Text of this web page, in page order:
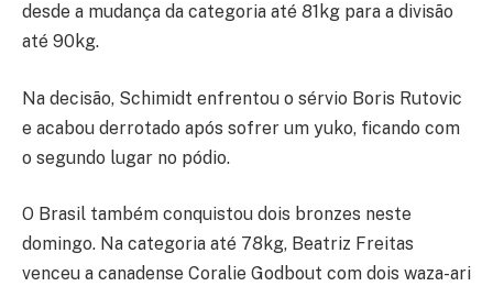
desde a mudança da categoria até 81kg para a divisão
até 90kg.
Na decisão, Schimidt enfrentou o sérvio Boris Rutovic
e acabou derrotado após sofrer um yuko, ficando com
o segundo lugar no pódio.
O Brasil também conquistou dois bronzes neste
domingo. Na categoria até 78kg, Beatriz Freitas
venceu a canadense Coralie Godbout com dois waza-ari